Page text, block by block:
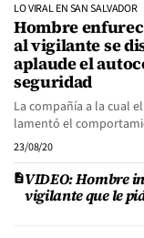
LO VIRAL EN SAN SALVADOR
Hombre
al vigilante se
aplaude el
seguridad
La compañía a la cual
lamentó el
23/08/20
VIDEO: Hombre
vigilante que le